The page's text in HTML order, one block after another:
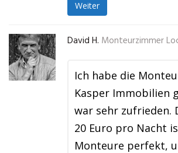
Weiter
David H. Monteurzimmer
Ich habe die
Kasper Immobilien
war sehr zufrieden.
20 Euro pro Nacht
Monteure perfekt,